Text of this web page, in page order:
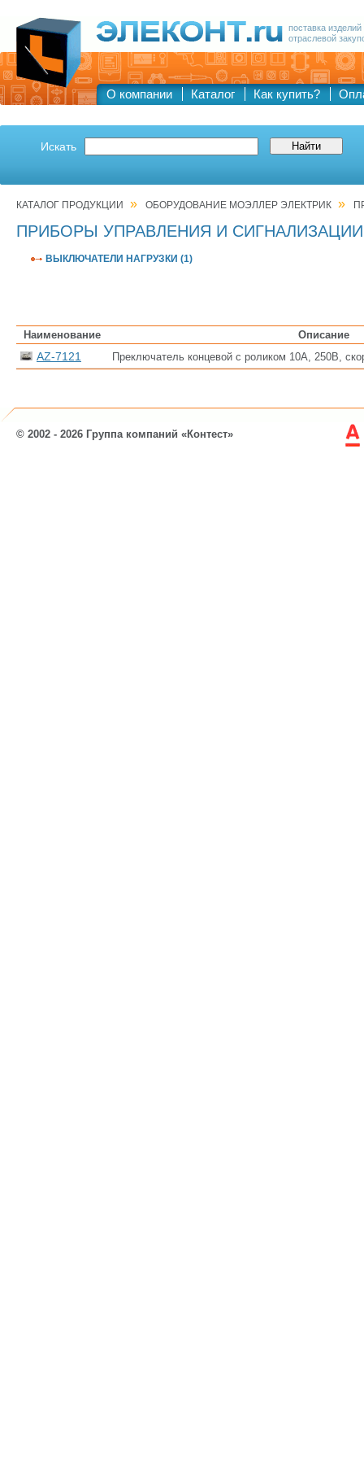
поставка
отраслевой
О компании Каталог Как купить?
Искать
КАТАЛОГ ПРОДУКЦИИ » ОБОРУДОВАНИЕ МОЭЛЛЕР ЭЛЕКТРИК »
ПРИБОРЫ УПРАВЛЕНИЯ И СИГНАЛИЗАЦИИ
ВЫКЛЮЧАТЕЛИ НАГРУЗКИ (1)
Наименование Описание
AZ-7121 Преключатель концевой с роликом 10А, 250В,
© 2002 - 2026 Группа компаний «Контест»